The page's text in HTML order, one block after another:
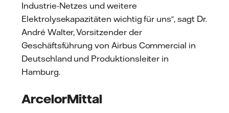
Industrie-Netzes und weitere
Elektrolysekapazitäten wichtig für uns“, sagt Dr.
André Walter, Vorsitzender der
Geschäftsführung von Airbus Commercial in
Deutschland und Produktionsleiter in
Hamburg.
ArcelorMittal